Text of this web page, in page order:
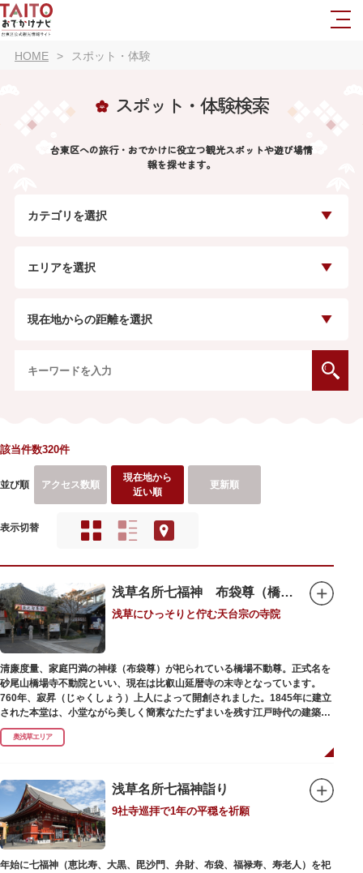
HOME スポット・体験
スポット・体験検索
台東区への旅行・おでかけに役立つ観光スポットや遊び場情
報を探せます。
カテゴリを選択
エリアを選択
現在地からの距離を選択
該当件数320件
並び順 アクセス数順
現在地から
近い順
更新順
表示切替
浅草名所七福神 布袋尊（橋場不動尊）
浅草にひっそりと佇む天台宗の寺院
清廉度量、家庭円満の神様（布袋尊）が祀られている橋場不動尊。正式名を
砂尾山橋場寺不動院といい、現在は比叡山延暦寺の末寺となっています。
760年、寂昇（じゃくしょう）上人によって開創されました。1845年に建立
された本堂は、小堂ながら美しく簡素なたたずまいを残す江戸時代の建築様
式です。明治の大火、関東大震災、第二次大戦の戦災でも周辺を災禍から守
ったことから「火伏せの不動尊」とも呼ばれています。
の昔、すぐ近くを流れる隅田川を往来して参拝する人の目印となったのがこ
の銀杏で、今なおそのパワーを授かりに来る人も多いそうです。
また、江戸時代から伝わる布袋尊像が祀られています。その姿は肩に袋がな
くお腹が袋代わりの形をしている珍しいもので、古くから庶民に尊信されて
います。（御開帳期間 1月1日～7日）
奥浅草エリア
浅草名所七福神詣り
9社寺巡拝で1年の平穏を祈願
年始に七福神（恵比寿、大黒、毘沙門、弁財、布袋、福禄寿、寿老人）を祀